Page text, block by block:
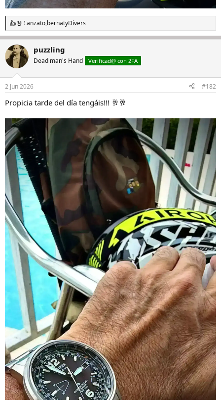
R
e
c
c
i
e
:
Lanzato,bernatyDivers
puzzling
Dead man's Hand Verificad@ con 2FA
2 Jun 2026 #182
Propicia tarde del día tengáis!!! 🥂🥂